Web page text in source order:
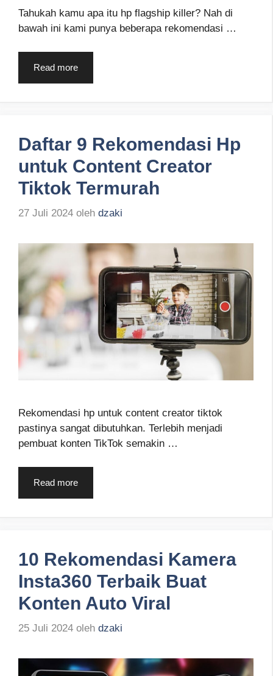
Tahukah kamu apa itu hp flagship killer? Nah di
bawah ini kami punya beberapa rekomendasi …
Read more
Daftar 9 Rekomendasi Hp
untuk Content Creator
Tiktok Termurah
27 Juli 2024 oleh dzaki
Rekomendasi hp untuk content creator tiktok
pastinya sangat dibutuhkan. Terlebih menjadi
pembuat konten TikTok semakin …
Read more
10 Rekomendasi Kamera
Insta360 Terbaik Buat
Konten Auto Viral
25 Juli 2024 oleh dzaki